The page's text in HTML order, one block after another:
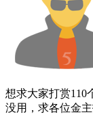
想求大家打赏110
没用，求各位金